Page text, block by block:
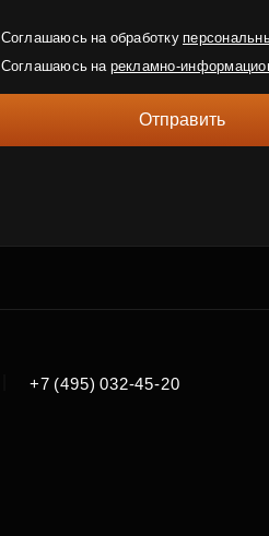
Соглашаюсь на обработку
Соглашаюсь на рекламно-
Отправить
+7 (495) 032-45-20